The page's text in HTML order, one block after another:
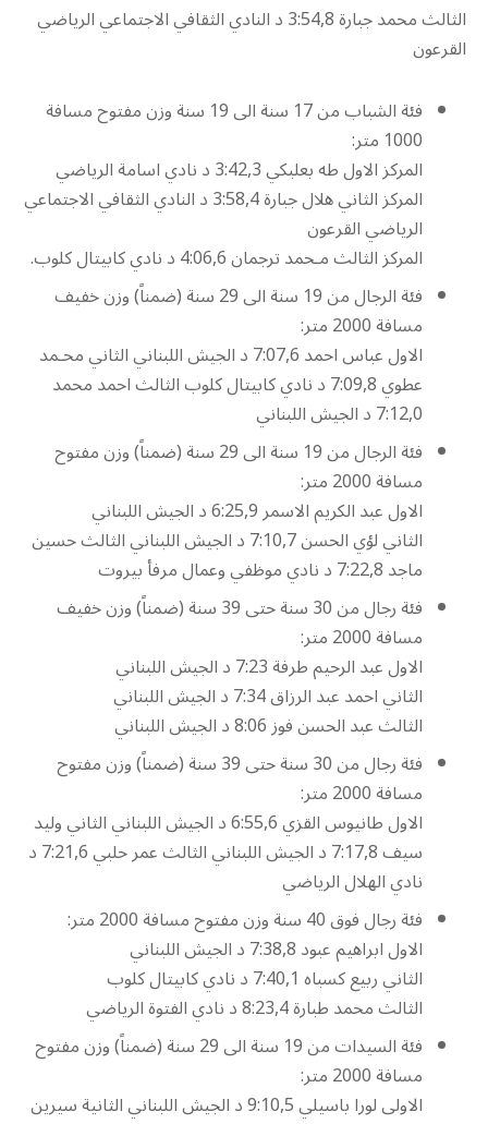
الثالث محمد جبارة 3:54,8 د النادي الثقافي الاجتماعي الرياضي
القرعون
فئة الشباب من 17 سنة الى 19 سنة وزن مفتوح مسافة
1000 متر:
المركز الاول طه بعلبكي 3:42,3 د نادي اسامة الرياضي
المركز الثاني هلال جبارة 3:58,4 د النادي الثقافي الاجتماعي
الرياضي القرعون
المركز الثالث مـحمد ترجمان 4:06,6 د نادي كابيتال كلوب.
فئة الرجال من 19 سنة الى 29 سنة (ضمناً) وزن خفيف
مسافة 2000 متر:
الاول عباس احمد 7:07,6 د الجيش اللبناني الثاني محـمد
عطوي 7:09,8 د نادي كابيتال كلوب الثالث احمد محمد
7:12,0 د الجيش اللبناني
فئة الرجال من 19 سنة الى 29 سنة (ضمناً) وزن مفتوح
مسافة 2000 متر:
الاول عبد الكريم الاسمر 6:25,9 د الجيش اللبناني
الثاني لؤي الحسن 7:10,7 د الجيش اللبناني الثالث حسين
ماجد 7:22,8 د نادي موظفي وعمال مرفأ بيروت
فئة رجال من 30 سنة حتى 39 سنة (ضمناً) وزن خفيف
مسافة 2000 متر:
الاول عبد الرحيم طرفة 7:23 د الجيش اللبناني
الثاني احمد عبد الرزاق 7:34 د الجيش اللبناني
الثالث عبد الحسن فوز 8:06 د الجيش اللبناني
فئة رجال من 30 سنة حتى 39 سنة (ضمناً) وزن مفتوح
مسافة 2000 متر:
الاول طانيوس القزي 6:55,6 د الجيش اللبناني الثاني وليد
سيف 7:17,8 د الجيش اللبناني الثالث عمر حلبي 7:21,6 د
نادي الهلال الرياضي
فئة رجال فوق 40 سنة وزن مفتوح مسافة 2000 متر:
الاول ابراهيم عبود 7:38,8 د الجيش اللبناني
الثاني ربيع كسباه 7:40,1 د نادي كابيتال كلوب
الثالث محمد طبارة 8:23,4 د نادي الفتوة الرياضي
فئة السيدات من 19 سنة الى 29 سنة (ضمناً) وزن مفتوح
مسافة 2000 متر:
الاولى لورا باسيلي 9:10,5 د الجيش اللبناني الثانية سيرين